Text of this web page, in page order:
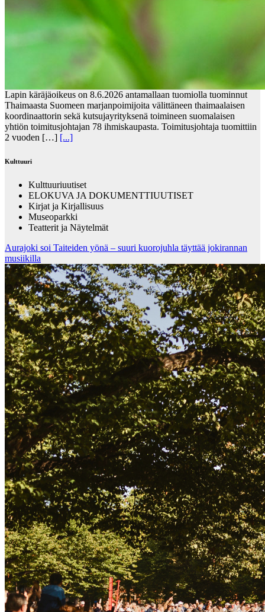
Lapin käräjäoikeus on 8.6.2026 antamallaan tuomiolla tuominnut
Thaimaasta Suomeen marjanpoimijoita välittäneen thaimaalaisen
koordinaattorin sekä kutsujayrityksenä toimineen suomalaisen
yhtiön toimitusjohtajan 78 ihmiskaupasta. Toimitusjohtaja tuomittiin
2 vuoden […] [...]
Kulttuuri
Kulttuuriuutiset
ELOKUVA JA DOKUMENTTIUUTISET
Kirjat ja Kirjallisuus
Museoparkki
Teatterit ja Näytelmät
Aurajoki soi Taiteiden yönä – suuri kuorojuhla täyttää jokirannan
musiikilla